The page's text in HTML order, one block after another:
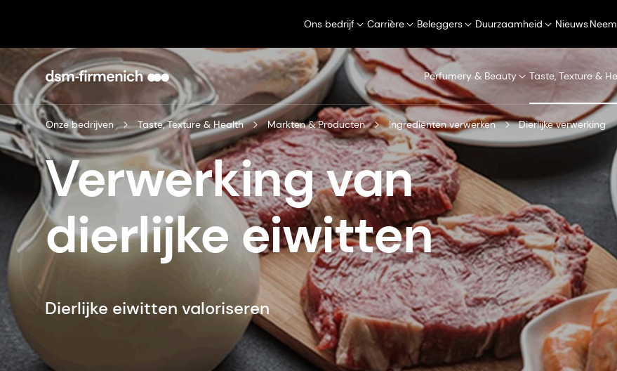
Ons bedrijf Carrière Beleggers Duurzaamheid Nieuws
Perfumery & Beauty Taste, Texture &
Onze bedrijven Taste, Texture & Health Markten & Producten Ingrediënten verwerken Dierlijke verwerking
Verwerking van
dierlijke eiwitten
Dierlijke eiwitten valoriseren